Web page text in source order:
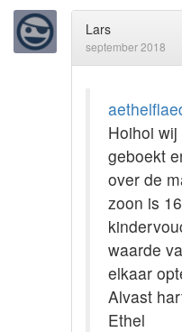
Lars
september 2018
Hoihoi
geboekt
over de
zoon is
waarde
elkaar
Alvast
Ethel